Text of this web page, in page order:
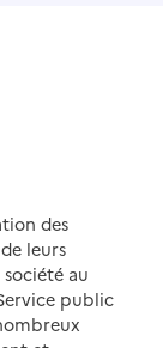
des
leurs
au
public